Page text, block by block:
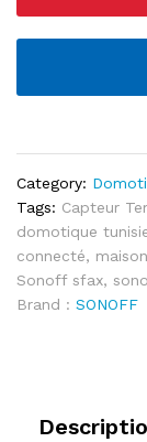
Température
et
Category:
Tags: Capteur
domotique
connecté,
Sonoff sfax,
Brand : SONOFF